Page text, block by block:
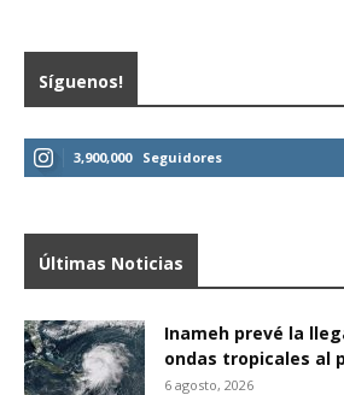
Síguenos!
3,900,000 Seguidores
Últimas Noticias
Inameh prevé la
ondas tropicales al
6 agosto, 2026